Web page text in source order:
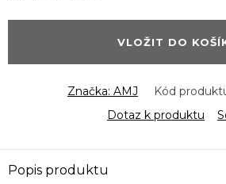
cena:
VLOŽIT DO
Značka: AMJ Kód
Dotaz k produktu
Popis produktu